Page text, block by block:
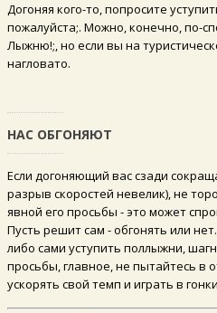
Догоняя кого-то, попросите
пожалуйста;. Можно, конечно, по-
Лыжню!;, но если вы на
нагловато.
НАС ОБГОНЯЮТ
Если догоняющий вас сзади
разрыв скоростей невелик), не
явной его просьбы - это может
Пусть решит сам - обгонять или
либо сами уступить поллыжни,
просьбы, главное, не пытайтесь в
ускорять свой темп и играть в